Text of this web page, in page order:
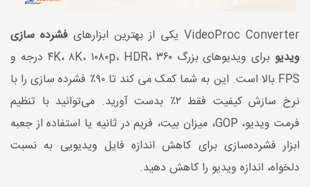
VideoProc Converter یکی از بهترین ابزارهای فشرده سازی
ویدیو برای ویدیوهای بزرگ ۴ K، ۸K، ۱۰۸۰p، HDR، ۳۶۰ درجه و
FPS
بالا است. این به شما کمک می کند تا ۹۰٪ فشرده سازی را با
نرخ سازش کیفیت فقط ۲٪ بدست آورید. می‌توانید با تنظیم
فرمت ویدیو، GOP، میزان بیت، فریم در ثانیه یا استفاده از جعبه
ابزار فشرده‌سازی برای کاهش اندازه فایل ویدیویی به نسبت
دلخواه، اندازه ویدیو را کاهش دهید.